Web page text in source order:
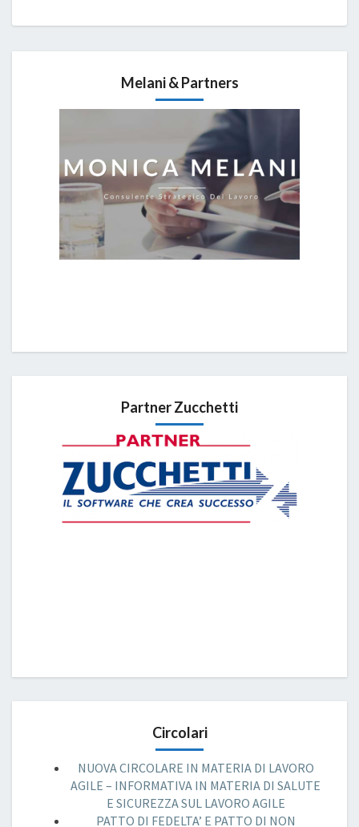
Melani & Partners
Partner Zucchetti
Circolari
NUOVA CIRCOLARE IN MATERIA DI LAVORO
AGILE – INFORMATIVA IN MATERIA DI SALUTE
E SICUREZZA SUL LAVORO AGILE
PATTO DI FEDELTA’ E PATTO DI NON